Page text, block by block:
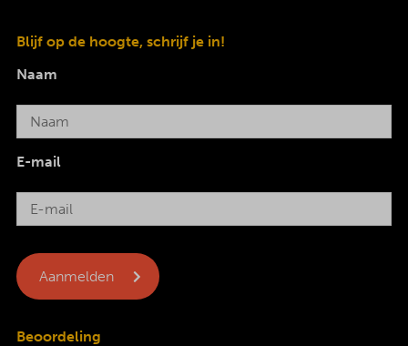
Blijf op de hoogte, schrijf je in!
Naam
E-mail
Beoordeling